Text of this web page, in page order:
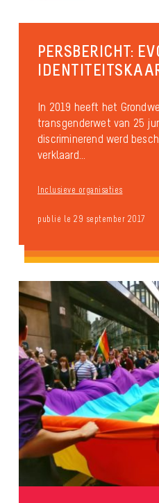
PERSBERICHT:
In 2019 heeft het
transgenderwet van 25
discriminerend werd
verklaard...
Inclusieve organisaties
publié le 29 september 2017